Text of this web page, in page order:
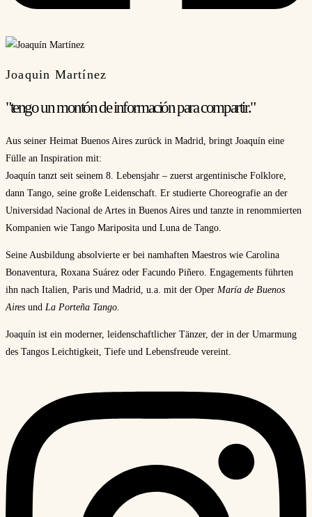
Joaquin Martínez
"tengo un montón de información para compartir."
Aus seiner Heimat Buenos Aires zurück in Madrid, bringt Joaquín eine
Fülle an Inspiration mit:
Joaquín tanzt seit seinem 8. Lebensjahr – zuerst argentinische Folklore,
dann Tango, seine große Leidenschaft. Er studierte Choreografie an der
Universidad Nacional de Artes in Buenos Aires und tanzte in renommierten
Kompanien wie Tango Mariposita und Luna de Tango.
Seine Ausbildung absolvierte er bei namhaften Maestros wie Carolina
Bonaventura, Roxana Suárez oder Facundo Piñero. Engagements führten
ihn nach Italien, Paris und Madrid, u.a. mit der Oper María de Buenos
Aires und La Porteña Tango.
Joaquín ist ein moderner, leidenschaftlicher Tänzer, der in der Umarmung
des Tangos Leichtigkeit, Tiefe und Lebensfreude vereint.